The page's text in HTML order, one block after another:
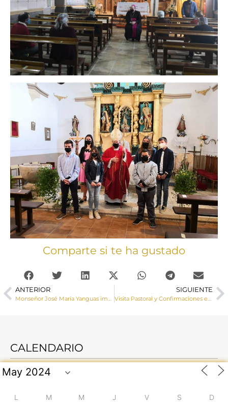
Comparte si te ha gustado
ANTERIOR SIGUIENTE
CALENDARIO
L M M J V S D